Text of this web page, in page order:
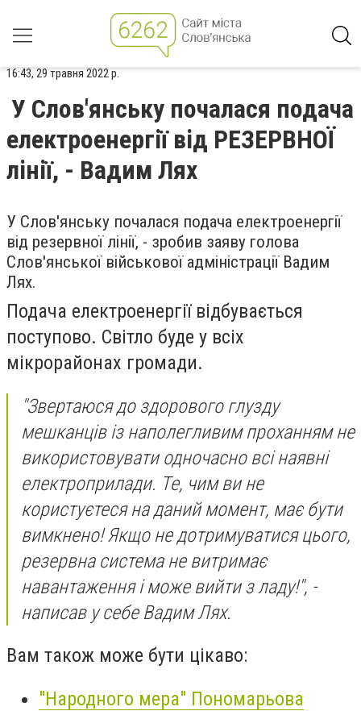
16:43, 29 травня 2022 р.
У Слов'янську почалася подача
електроенергії від РЕЗЕРВНОЇ
лінії, - Вадим Лях
У Слов'янську почалася подача електроенергії
від резервної лінії, - зробив заяву голова
Слов'янської військової адміністрації Вадим
Лях.
Подача електроенергії відбувається
поступово. Світло буде у всіх
мікрорайонах громади.
"Звертаюся до здорового глузду
мешканців із наполегливим проханням не
використовувати одночасно всі наявні
електроприлади. Те, чим ви не
користуєтеся на даний момент, має бути
вимкнено!Якщо не дотримуватися цього,
резервна система не витримає
навантаження і може вийти з ладу!", -
написав у себе Вадим Лях.
Вам також може бути цікаво:
"Народного мера" Пономарьова